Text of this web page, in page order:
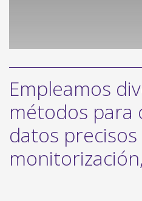
Empleamos
métodos para
datos precisos